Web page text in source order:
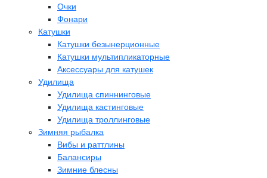
Очки
Фонари
Катушки
Катушки безынерционные
Катушки мультипликаторные
Аксессуары для катушек
Удилища
Удилища спиннинговые
Удилища кастинговые
Удилища троллинговые
Зимняя рыбалка
Вибы и раттлины
Балансиры
Зимние блесны